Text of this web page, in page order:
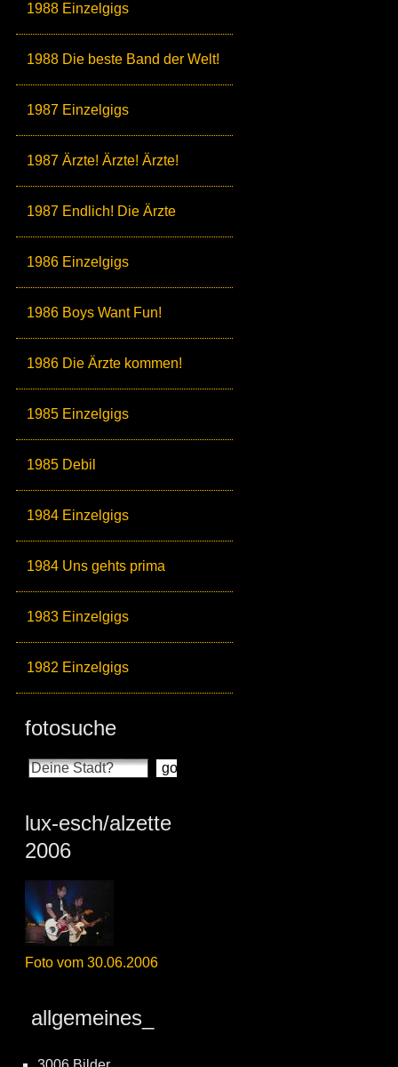
1988 Einzelgigs
1988 Die beste Band der Welt!
1987 Einzelgigs
1987 Ärzte! Ärzte! Ärzte!
1987 Endlich! Die Ärzte
1986 Einzelgigs
1986 Boys Want Fun!
1986 Die Ärzte kommen!
1985 Einzelgigs
1985 Debil
1984 Einzelgigs
1984 Uns gehts prima
1983 Einzelgigs
1982 Einzelgigs
fotosuche
lux-esch/alzette
2006
Foto vom 30.06.2006
allgemeines_